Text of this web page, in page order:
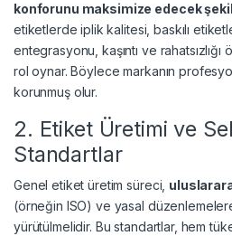
konforunu maksimize edecek
etiketlerde iplik kalitesi, baskılı
entegrasyonu, kaşıntı ve rahatsızlığı
rol oynar. Böylece markanın
korunmuş olur.
2. Etiket Üretimi ve
Standartlar
Genel etiket üretim süreci,
(örneğin ISO) ve yasal
yürütülmelidir. Bu standartlar, hem